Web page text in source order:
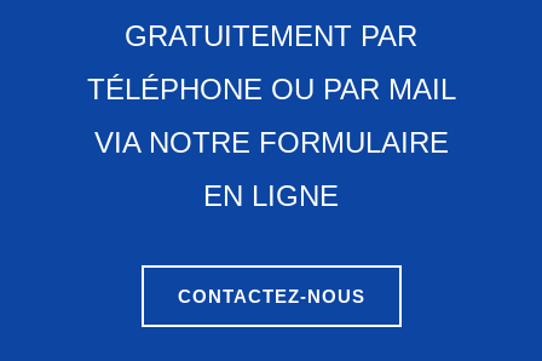
GRATUITEMENT PAR
TÉLÉPHONE OU PAR MAIL
VIA NOTRE FORMULAIRE
EN LIGNE
CONTACTEZ-NOUS